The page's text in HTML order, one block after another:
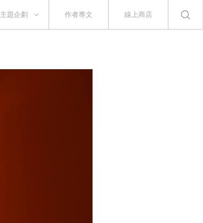
主題企劃 作者專文 線上商店